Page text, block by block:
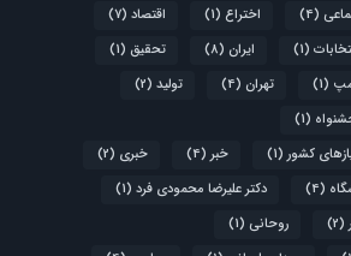
(4) اختراع (1) اقتصاد (7)
(1) ایران (8) تحقیق (1)
(1) تهران (4) تولید (2)
(1)
کشور (1) خبر (4) خبری (2)
(4) دکتر علیرضا محمودی فرد (1)
(2) روحانی (1)